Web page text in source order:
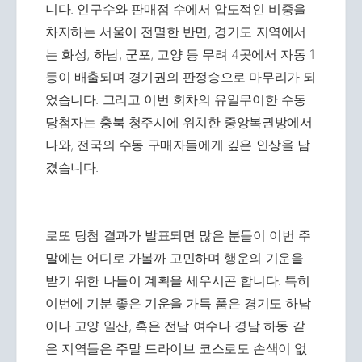
니다. 인구수와 판매점 수에서 압도적인 비중을
차지하는 서울이 전멸한 반면, 경기도 지역에서
는 화성, 하남, 군포, 고양 등 무려 4곳에서 자동 1
등이 배출되며 경기권의 판정승으로 마무리가 되
었습니다. 그리고 이번 회차의 유일무이한 수동
당첨자는 충북 청주시에 위치한 중앙복권방에서
나와, 전국의 수동 구매자들에게 깊은 인상을 남
겼습니다.
로또 당첨 결과가 발표되면 많은 분들이 이번 주
말에는 어디로 가볼까 고민하며 행운의 기운을
받기 위한 나들이 계획을 세우시곤 합니다. 특히
이번에 기분 좋은 기운을 가득 품은 경기도 하남
이나 고양 일산, 혹은 전남 여수나 경남 하동 같
은 지역들은 주말 드라이브 코스로도 손색이 없